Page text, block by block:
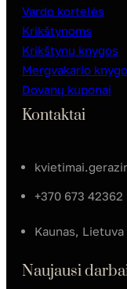
Vardo kortelės
Krikštynoms
Krikštynų knygos
Mergvakario
Dovanų kuponai
Kontaktai
+370 673 42362
Kaunas, Lietuva
Naujausi